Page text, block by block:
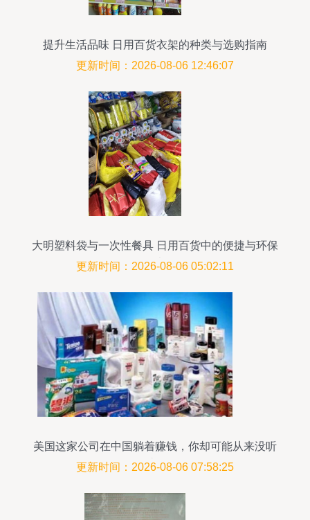
提升生活品味 日用百货衣架的种类与选购指南
更新时间：2026-08-06 12:46:07
大明塑料袋与一次性餐具 日用百货中的便捷与环保
思考
更新时间：2026-08-06 05:02:11
美国这家公司在中国躺着赚钱，你却可能从来没听
过！
更新时间：2026-08-06 07:58:25